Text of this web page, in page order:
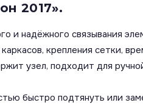
2017».
и надёжного связывания
крепления сетки,
узел, подходит для
быстро подтянуть или